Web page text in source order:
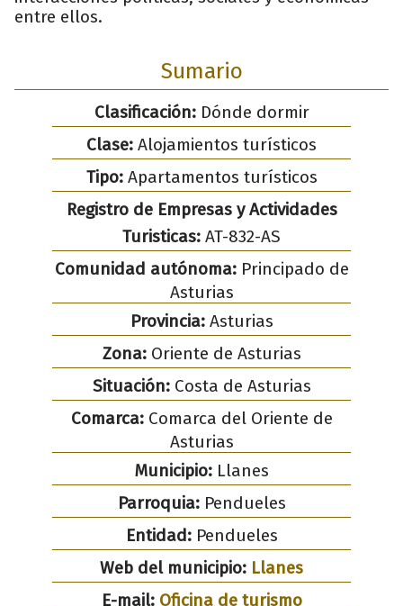
entre ellos.
Sumario
Clasificación:Dónde dormir
Clase: Alojamientos turísticos
Tipo:Apartamentos turísticos
Registro de Empresas y Actividades
Turisticas: AT-832-AS
Comunidad autónoma:Principado de
Asturias
Provincia:Asturias
Zona:Oriente de Asturias
Situación:Costa de Asturias
Comarca:Comarca del Oriente de
Asturias
Municipio: Llanes
Parroquia:Pendueles
Entidad:Pendueles
Web del municipio: Llanes
E-mail: Oficina de turismo